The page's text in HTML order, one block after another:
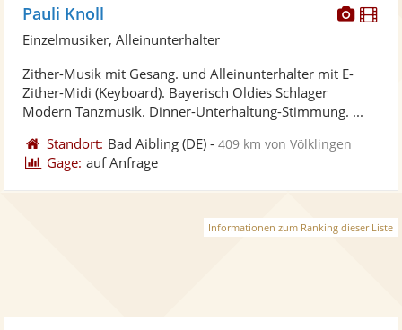
Pauli Knoll
Einzelmusiker, Alleinunterhalter
Zither-Musik mit Gesang. und Alleinunterhalter mit E-
Zither-Midi (Keyboard). Bayerisch Oldies Schlager
Modern Tanzmusik. Dinner-Unterhaltung-Stimmung. ...
Standort: Bad Aibling (DE) -409 km von Völklingen
Gage: auf Anfrage
Informationen zum Ranking dieser Liste